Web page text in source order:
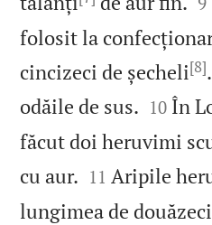
folosit la
cincizeci de șecheli[8]
odăile de sus. 

10 În
făcut doi heruvimi
cu aur. 

11 Aripile
lungimea de